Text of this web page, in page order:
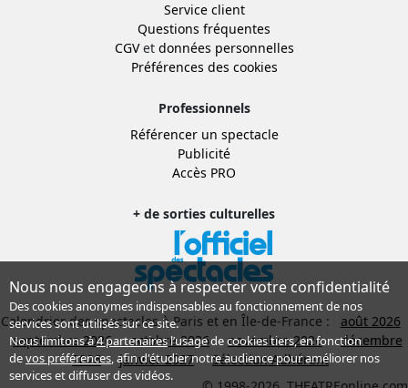
Service client
Questions fréquentes
CGVet données personnelles
Préférences des cookies
Professionnels
Référencer un spectacle
Publicité
Accès PRO
+ de sorties culturelles
Calendrier des spectacles à Paris et en Île-de-France :
août 2026
septembre 2026
octobre 2026 novembre 2026
décembre
2026
janvier 2027
Sélection Adhérent
Nous nous engageons à respecter votre confidentialité
Des cookies anonymes indispensables au fonctionnement de nos
services sont utilisés sur ce site.
Nous limitons à4 partenairesl’usage de cookies tiers, en fonction
devos préférences, afin d'étudier notre audience pour améliorer nos
services et diffuser des vidéos.